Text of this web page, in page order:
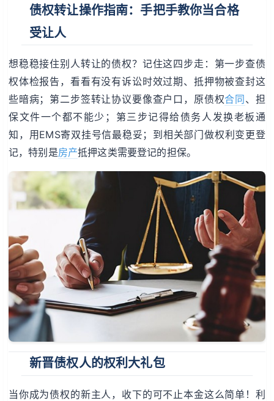
债权转让操作指南：手把手教你当合格
受让人
想稳稳接住别人转让的债权？记住这四步走：第一步查债
权体检报告，看看有没有诉讼时效过期、抵押物被查封这
些暗病；第二步签转让协议要像查户口，原债权合同 、担
保文件一个都不能少；第三步记得给债务人发换老板通
知，用EMS寄双挂号信最稳妥；到相关部门做权利变更登
记，特别是房产抵押这类需要登记的担保。
新晋债权人的权利大礼包
当你成为债权的新主人，收下的可不止本金这么简单！利